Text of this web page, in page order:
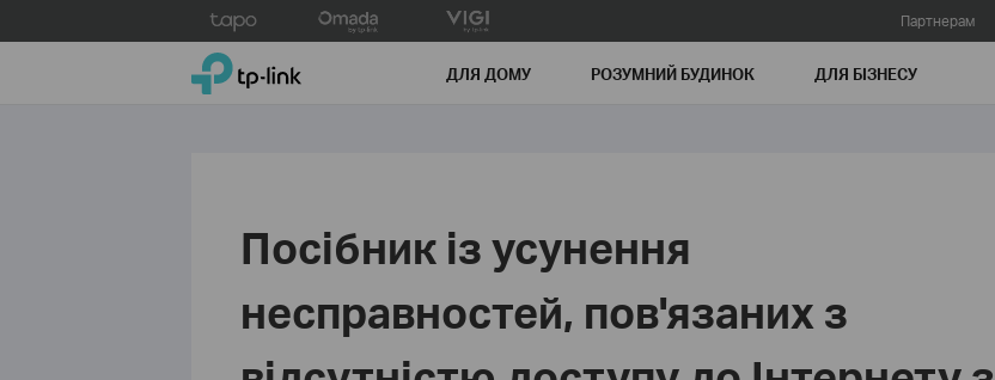
to
Партнерам
TP-Link, Reliably Smart ДЛЯ ДОМУ РОЗУМНИЙ БУДИНОК ДЛЯ БIЗНЕСУ
Посібник із усунення
несправностей, пов'язаних з